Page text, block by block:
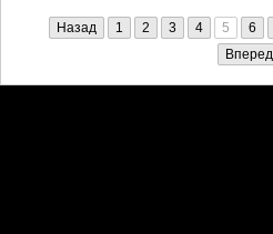
Назад 1 2 3 4 5 6
Вперед